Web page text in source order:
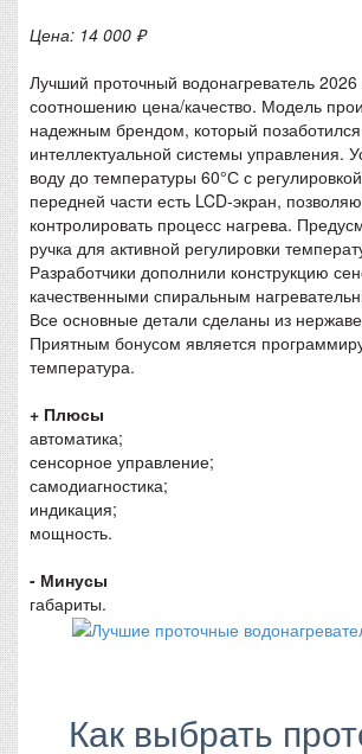
Цена: 14 000 ₽
Лучший проточный водонагреватель 2026
соотношению цена/качество. Модель
надежным брендом, который
интеллектуальной системы управления.
воду до температуры 60°С с
передней части есть LCD-экран,
контролировать процесс нагрева.
ручка для активной регулировки
Разработчики дополнили конструкцию
качественными спиральным
Все основные детали сделаны из
Приятным бонусом является
температура.
+ Плюсы
автоматика;
сенсорное управление;
самодиагностика;
индикация;
мощность.
- Минусы
габариты.
Как выбрать